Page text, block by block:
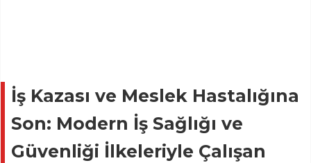
İş Kazası ve Meslek Hastalığına
Son: Modern İş Sağlığı ve
Güvenliği İlkeleriyle Çalışan